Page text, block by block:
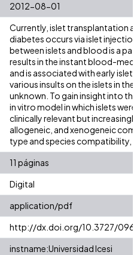
2012-08-01
Currently, islet transplantation
diabetes occurs via islet
between islets and blood is a
results in the instant blood-
and is associated with early islet
various insults on the islets in
unknown. To gain insight into
in vitro model in which islets
clinically relevant but
allogeneic, and xenogeneic
type and species compatibility,
11 páginas
Digital
application/pdf
http://dx.doi.org/10.3727/
instname:Universidad Icesi